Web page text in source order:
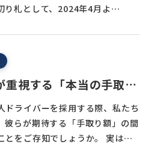
り札として、2024年4月よ…
重視する「本当の手取
ドライバーを採用する際、私たち
彼らが期待する「手取り額」の間
とをご存知でしょうか。 実は…